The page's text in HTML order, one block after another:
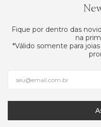
Fique por dentro das
na
*Válido somente para